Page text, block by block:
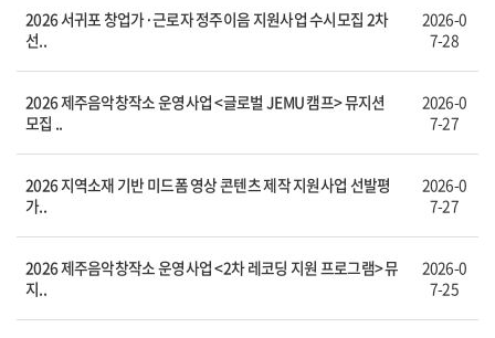
2026 서귀포 창업가·근로자 정주이음 지원사업 수시모집 2차
선..
2026-0
7-28
2026 제주음악창작소 운영사업 <글로벌 JEMU 캠프> 뮤지션
모집 ..
2026-0
7-27
2026 지역소재 기반 미드폼 영상 콘텐츠 제작 지원사업 선발평
가..
2026-0
7-27
2026 제주음악창작소 운영사업 <2차 레코딩 지원 프로그램> 뮤
지..
2026-0
7-25